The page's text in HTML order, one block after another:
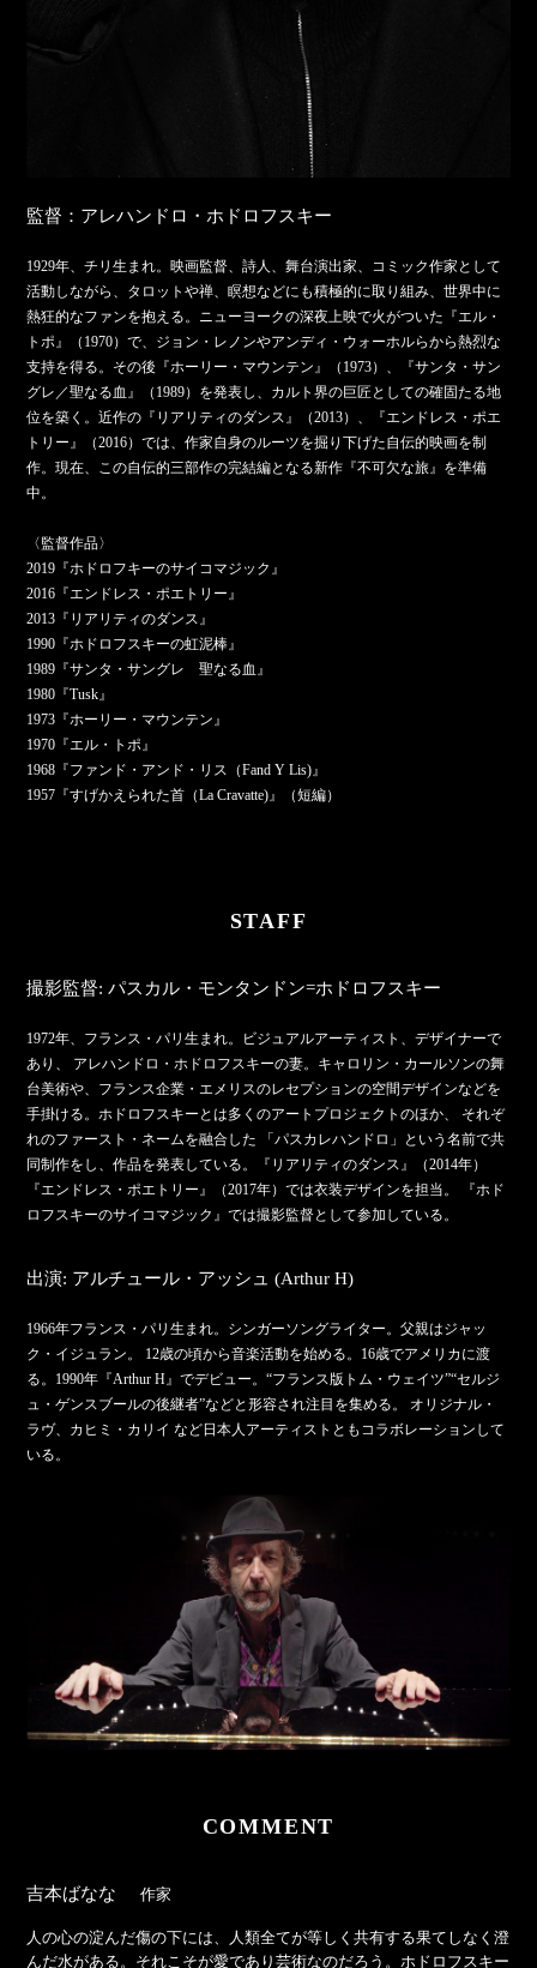
監督：アレハンドロ・ホドロフスキー
1929年、チリ生まれ。映画監督、詩人、舞台演出家、コミック作家として
活動しながら、タロットや禅、瞑想などにも積極的に取り組み、世界中に
熱狂的なファンを抱える。ニューヨークの深夜上映で火がついた『エル・
トポ』（1970）で、ジョン・レノンやアンディ・ウォーホルらから熱烈な
支持を得る。その後『ホーリー・マウンテン』（1973）、『サンタ・サン
グレ／聖なる血』（1989）を発表し、カルト界の巨匠としての確固たる地
位を築く。近作の『リアリティのダンス』（2013）、『エンドレス・ポエ
トリー』（2016）では、作家自身のルーツを掘り下げた自伝的映画を制
作。現在、この自伝的三部作の完結編となる新作『不可欠な旅』を準備
中。
〈監督作品〉
2019『ホドロフキーのサイコマジック』
2016『エンドレス・ポエトリー』
2013『リアリティのダンス』
1990『ホドロフスキーの虹泥棒』
1989『サンタ・サングレ 聖なる血』
1980『Tusk』
1973『ホーリー・マウンテン』
1970『エル・トポ』
1968『ファンド・アンド・リス（Fand Y Lis)』
1957『すげかえられた首（La Cravatte)』（短編）
STAFF
撮影監督: パスカル・モンタンドン=ホドロフスキー
1972年、フランス・パリ生まれ。ビジュアルアーティスト、デザイナーで
あり、 アレハンドロ・ホドロフスキーの妻。キャロリン・カールソンの舞
台美術や、フランス企業・エメリスのレセプションの空間デザインなどを
手掛ける。ホドロフスキーとは多くのアートプロジェクトのほか、 それぞ
れのファースト・ネームを融合した 「パスカレハンドロ」という名前で共
同制作をし、作品を発表している。『リアリティのダンス』（2014年）
『エンドレス・ポエトリー』（2017年）では衣装デザインを担当。 『ホド
ロフスキーのサイコマジック』では撮影監督として参加している。
出演: アルチュール・アッシュ (Arthur H)
1966年フランス・パリ生まれ。シンガーソングライター。父親はジャッ
ク・イジュラン。 12歳の頃から音楽活動を始める。16歳でアメリカに渡
る。1990年『Arthur H』でデビュー。“フランス版トム・ウェイツ”“セルジ
ュ・ゲンスブールの後継者”などと形容され注目を集める。 オリジナル・
ラヴ、カヒミ・カリイ など日本人アーティストともコラボレーションして
いる。
COMMENT
吉本ばなな 作家
人の心の淀んだ傷の下には、人類全てが等しく共有する果てしなく澄
んだ水がある。それこそが愛であり芸術なのだろう。ホドロフスキー